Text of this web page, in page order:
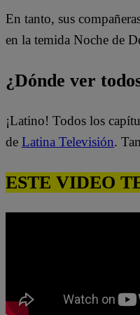
En tanto, sus
en la temida Noche de
¿Dónde ver
¡Latino! Todos los
de Latina Televisión.
ESTE VIDEO